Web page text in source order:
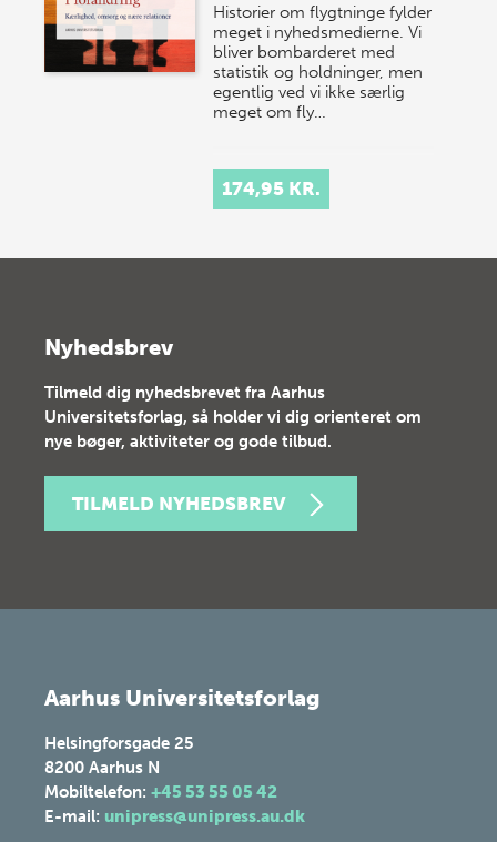
Historier om flygtninge fylder
meget i nyhedsmedierne. Vi
bliver bombarderet med
statistik og holdninger, men
egentlig ved vi ikke særlig
meget om fly…
174,95 KR.
Nyhedsbrev
Tilmeld dig nyhedsbrevet fra Aarhus
Universitetsforlag, så holder vi dig orienteret om
nye bøger, aktiviteter og gode tilbud.
TILMELD NYHEDSBREV
Aarhus Universitetsforlag
Helsingforsgade 25
8200 Aarhus N
Mobiltelefon: +45 53 55 05 42
E-mail: unipress@unipress.au.dk